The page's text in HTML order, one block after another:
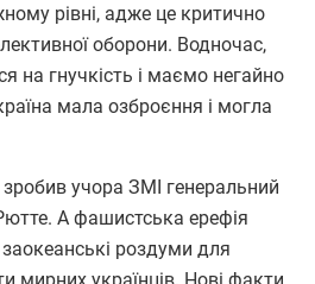
рівні, адже це критично
оборони. Водночас,
на гнучкість і маємо негайно
мала озброєння і могла
учора ЗМІ генеральний
А фашистська ерефія
роздуми для
мирних українців. Нові факти